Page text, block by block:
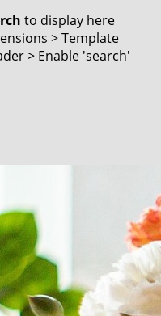
to display here
> Template
> Enable 'search'